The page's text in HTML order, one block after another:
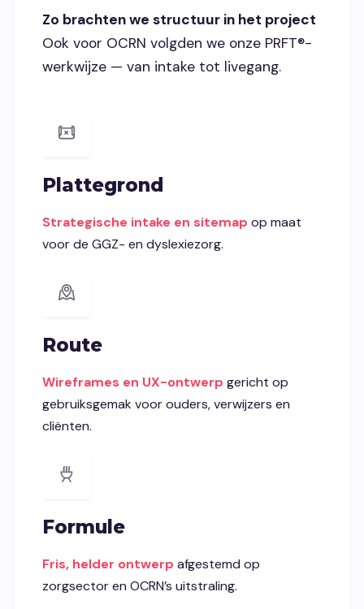
Zo brachten we structuur in het project
Ook voor OCRN volgden we onze PRFT®-
werkwijze — van intake tot livegang.
Plattegrond
Strategische intake en sitemap op maat
voor de GGZ- en dyslexiezorg.
Route
Wireframes en UX-ontwerpgericht op
gebruiksgemak voor ouders, verwijzers en
cliënten.
Formule
Fris, helder ontwerpafgestemd op
zorgsector en OCRN’s uitstraling.